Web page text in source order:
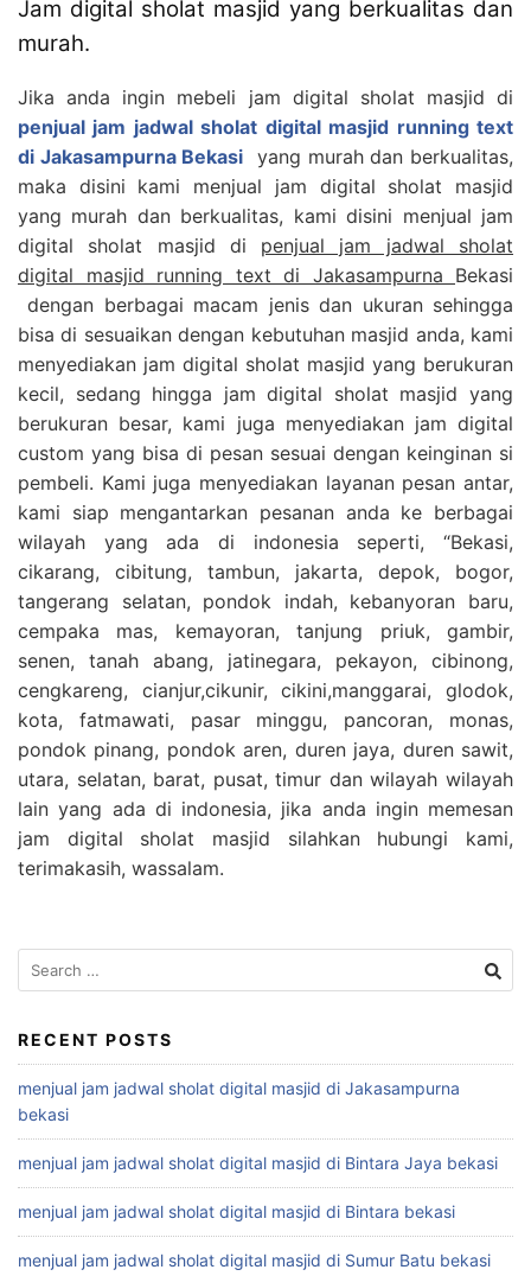
Jam digital sholat masjid yang berkualitas dan
murah.
Jika anda ingin mebeli jam digital sholat masjid di
penjual jam jadwal sholat digital masjid running text
di Jakasampurna Bekasi yang murah dan berkualitas,
maka disini kami menjual jam digital sholat masjid
yang murah dan berkualitas, kami disini menjual jam
digital sholat masjid di penjual jam jadwal sholat
digital masjid running text di Jakasampurna Bekasi
dengan berbagai macam jenis dan ukuran sehingga
bisa di sesuaikan dengan kebutuhan masjid anda, kami
menyediakan jam digital sholat masjid yang berukuran
kecil, sedang hingga jam digital sholat masjid yang
berukuran besar, kami juga menyediakan jam digital
custom yang bisa di pesan sesuai dengan keinginan si
pembeli. Kami juga menyediakan layanan pesan antar,
kami siap mengantarkan pesanan anda ke berbagai
wilayah yang ada di indonesia seperti, “Bekasi,
cikarang, cibitung, tambun, jakarta, depok, bogor,
tangerang selatan, pondok indah, kebanyoran baru,
cempaka mas, kemayoran, tanjung priuk, gambir,
senen, tanah abang, jatinegara, pekayon, cibinong,
cengkareng, cianjur,cikunir, cikini,manggarai, glodok,
kota, fatmawati, pasar minggu, pancoran, monas,
pondok pinang, pondok aren, duren jaya, duren sawit,
utara, selatan, barat, pusat, timur dan wilayah wilayah
lain yang ada di indonesia, jika anda ingin memesan
jam digital sholat masjid silahkan hubungi kami,
terimakasih, wassalam.
Search
for:
RECENT POSTS
menjual jam jadwal sholat digital masjid di Jakasampurna
bekasi
menjual jam jadwal sholat digital masjid di Bintara Jaya bekasi
menjual jam jadwal sholat digital masjid di Bintara bekasi
menjual jam jadwal sholat digital masjid di Sumur Batu bekasi